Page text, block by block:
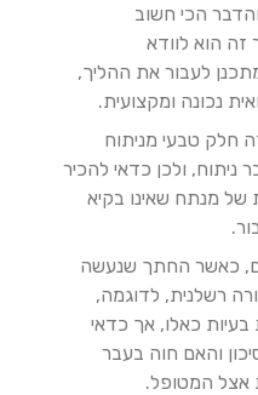
הכי חשוב
הוא לוודא
לעבור את ההליך,
נכונה ומקצועית.
חלק טבעי מניתוח
ולכן כדאי להכיר
של מנתח שאינו בקיא
כאשר החתך שנעשה
רשלנית, לדוגמה,
בעיות כאלו, אך כדאי
והאם חוה בעבר
אצל המטופל.